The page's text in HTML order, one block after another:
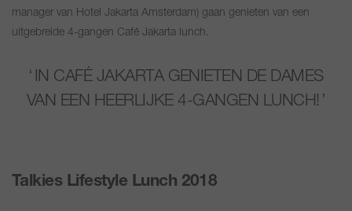
manager van Hotel Jakarta Amsterdam) gaan genieten van een
uitgebreide 4-gangen Café Jakarta lunch.
IN CAFÉ JAKARTA GENIETEN DE DAMES
VAN EEN HEERLIJKE 4-GANGEN LUNCH!
Talkies Lifestyle Lunch 2018